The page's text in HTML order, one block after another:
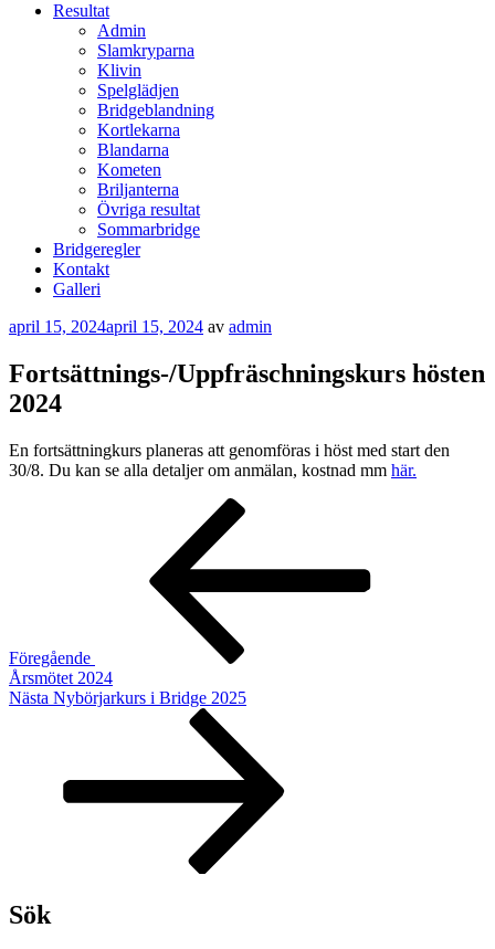
Resultat
Admin
Slamkryparna
Klivin
Spelglädjen
Bridgeblandning
Kortlekarna
Blandarna
Kometen
Briljanterna
Övriga resultat
Sommarbridge
Bridgeregler
Kontakt
Galleri
Publicerat
april 15, 2024april 15, 2024 av admin
Fortsättnings-/Uppfräschningskurs hösten
2024
En fortsättningkurs planeras att genomföras i höst med start den
30/8. Du kan se alla detaljer om anmälan, kostnad mm här.
Inläggsnavigering
Föregående
Årsmötet 2024
Nästa
Nästa Nybörjarkurs i Bridge 2025
Sök